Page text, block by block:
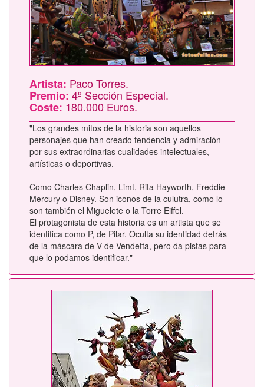
Artista: Paco Torres.
Premio: 4º Sección Especial.
Coste: 180.000 Euros.
"Los grandes mitos de la historia son aquellos
personajes que han creado tendencia y admiración
por sus extraordinarias cualidades intelectuales,
artísticas o deportivas.
Como Charles Chaplin, Limt, Rita Hayworth, Freddie
Mercury o Disney. Son iconos de la culutra, como lo
son también el Miguelete o la Torre Eiffel.
El protagonista de esta historia es un artista que se
identifica como P, de Pilar. Oculta su identidad detrás
de la máscara de V de Vendetta, pero da pistas para
que lo podamos identificar."